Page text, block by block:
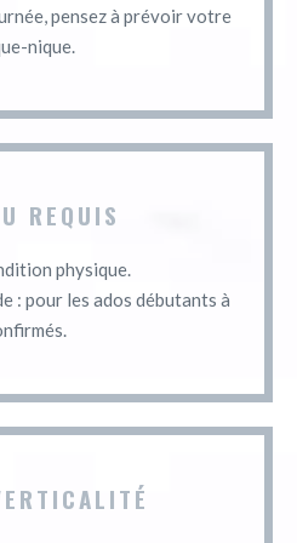
pensez à prévoir votre
nique.
REQUIS
physique.
: pour les ados débutants à